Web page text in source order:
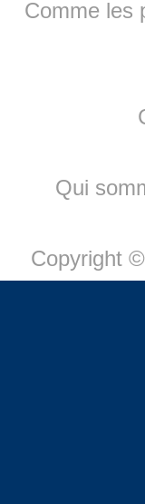
Comme les
Qui
Copyright